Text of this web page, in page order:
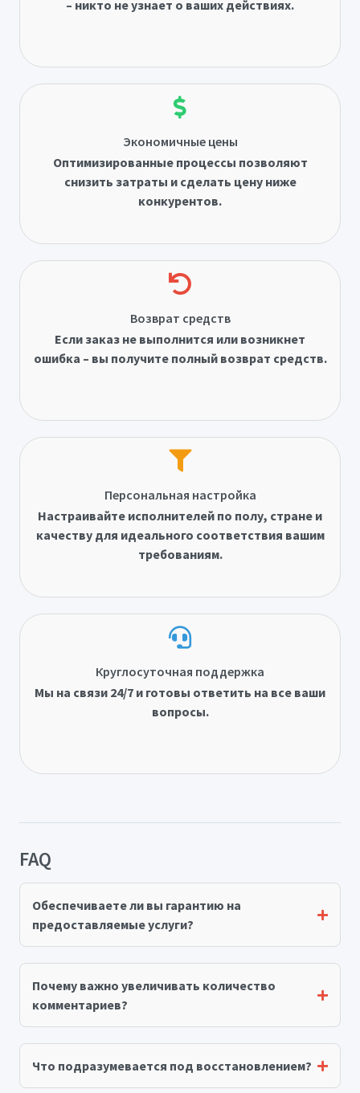
– никто не узнает о ваших действиях.
Экономичные цены
Оптимизированные процессы позволяют
снизить затраты и сделать цену ниже
конкурентов.
Возврат средств
Если заказ не выполнится или возникнет
ошибка – вы получите полный возврат средств.
Персональная настройка
Настраивайте исполнителей по полу, стране и
качеству для идеального соответствия вашим
требованиям.
Круглосуточная поддержка
Мы на связи 24/7 и готовы ответить на все ваши
вопросы.
FAQ
Обеспечиваете ли вы гарантию на
предоставляемые услуги?
Почему важно увеличивать количество
комментариев?
Что подразумевается под восстановлением?